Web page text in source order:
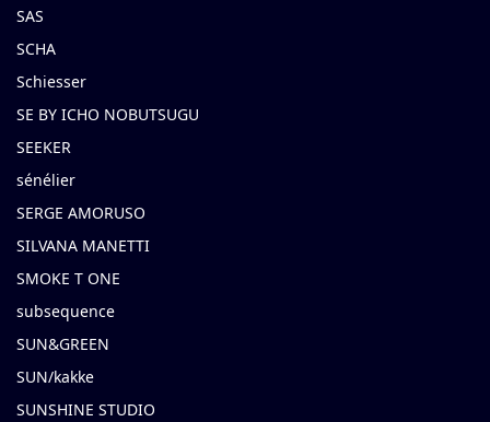
SAS
SCHA
Schiesser
SE BY ICHO NOBUTSUGU
SEEKER
sénélier
SERGE AMORUSO
SILVANA MANETTI
SMOKE T ONE
subsequence
SUN&GREEN
SUN/kakke
SUNSHINE STUDIO